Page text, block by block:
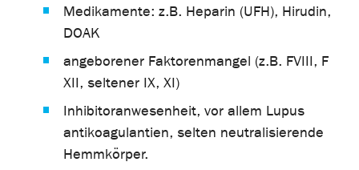
Medikamente: z.B. Heparin (UFH), Hirudin,
DOAK
angeborener Faktorenmangel (z.B. FVIII, F
XII, seltener IX, XI)
Inhibitoranwesenheit, vor allem Lupus
antikoagulantien, selten neutralisierende
Hemmkörper.